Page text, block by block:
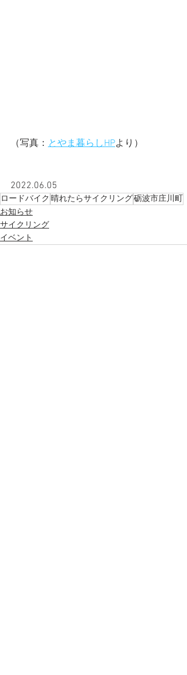
（写真： とやま暮らしHPより）
2022.06.05
ロードバイク 晴れたらサイクリング砺波市庄川町
お知らせ
サイクリング
イベント